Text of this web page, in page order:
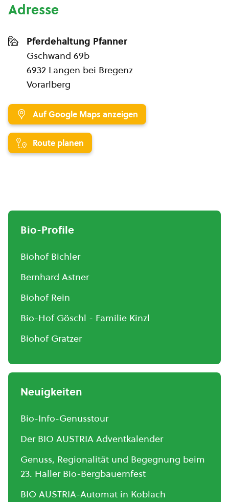
Adresse
Pferdehaltung Pfanner
Gschwand 69b
6932 Langen bei Bregenz
Vorarlberg
Auf Google Maps anzeigen
Route planen
Bio-Profile
Biohof Bichler
Bernhard Astner
Biohof Rein
Bio-Hof Göschl - Familie Kinzl
Biohof Gratzer
Neuigkeiten
Bio-Info-Genusstour
Der BIO AUSTRIA Adventkalender
Genuss, Regionalität und Begegnung beim
23. Haller Bio-Bergbauernfest
BIO AUSTRIA-Automat in Koblach